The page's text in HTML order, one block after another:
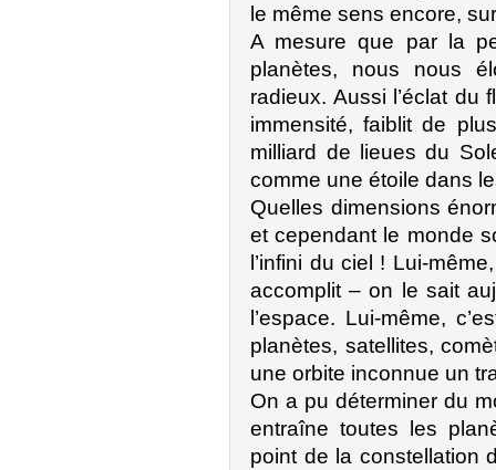
le même sens encore,
A mesure que par la
planètes, nous nous
radieux. Aussi l’éclat
immensité, faiblit de
milliard de lieues du
comme une étoile dans
Quelles dimensions
et cependant le monde
l’infini du ciel ! Lui-
accomplit – on le sait
l’espace. Lui-même,
planètes, satellites,
une orbite inconnue un
On a pu déterminer du
entraîne toutes les
point de la constellation